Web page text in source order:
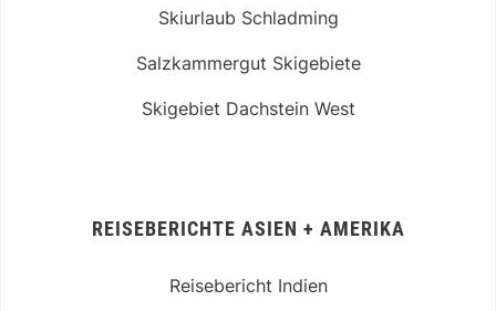
Skiurlaub Schladming
Salzkammergut Skigebiete
Skigebiet Dachstein West
REISEBERICHTE ASIEN + AMERIKA
Reisebericht Indien